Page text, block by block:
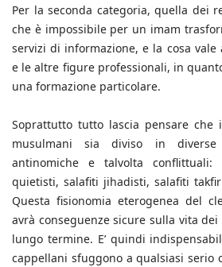
Per la seconda categoria, quella dei
che è impossibile per un imam
servizi di informazione, e la cosa
e le altre figure professionali, in
una formazione particolare.
Soprattutto tutto lascia pensare che
musulmani sia diviso in diverse
antinomiche e talvolta
quietisti, salafiti jihadisti, salafiti
Questa fisionomia eterogenea del
avrà conseguenze sicure sulla vita
lungo termine. E’ quindi
cappellani sfuggono a qualsiasi serio